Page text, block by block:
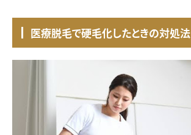
医療脱毛で硬毛化したときの対処法